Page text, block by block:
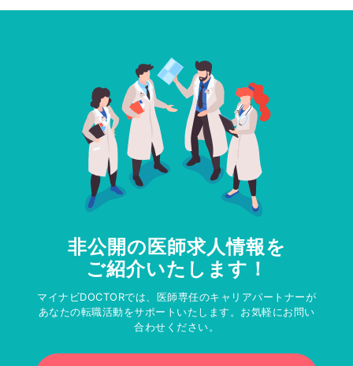
非公開の医師求人情報を
ご紹介いたします！
マイナビDOCTORでは、医師専任のキャリアパートナーが
あなたの転職活動をサポートいたします。お気軽にお問い
合わせください。